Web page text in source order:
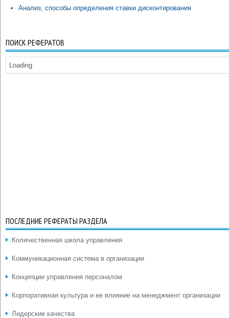
Анализ, способы определения ставки дисконтирования
ПОИСК РЕФЕРАТОВ
Loading
ПОСЛЕДНИЕ РЕФЕРАТЫ РАЗДЕЛА
Количественная школа управления
Коммуникационная система в организации
Концепции управления персоналом
Корпоративная культура и ее влияние на менеджмент организации
Лидерские качества